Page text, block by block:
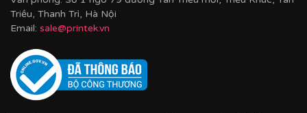
Triều, Thanh Trì, Hà Nội
Email: sale@printek.vn